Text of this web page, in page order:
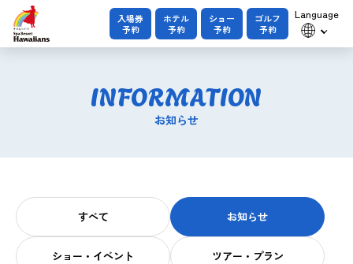
入場券
予約
ホテル
予約
ショー
予約
ゴルフ
予約
Language
INFORMATION
お知らせ
すべて お知らせ
ショー・イベント ツアー・プラン